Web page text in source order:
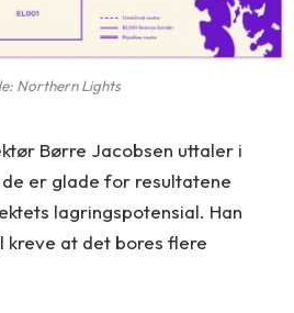
Northern Lights
Børre Jacobsen uttaler i
er glade for resultatene
lagringspotensial. Han
kreve at det bores flere